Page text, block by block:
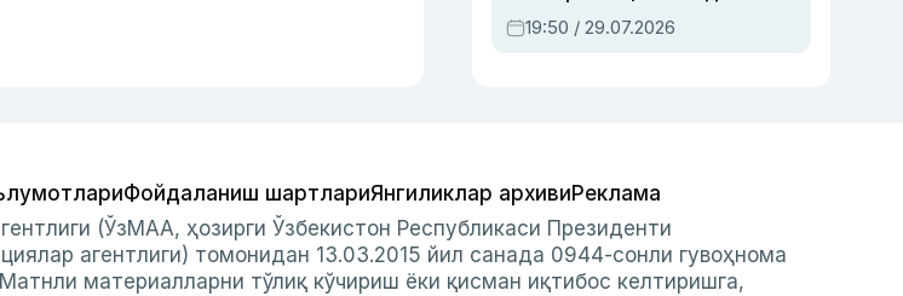
чиққан қаҳрамон —
Украина армияси бош
19:50 / 29.07.2026
Фойдаланиш шартлариЯнгиликлар архивиРеклама
(ЎзМАА, ҳозирги Ўзбекистон Республикаси Президенти
агентлиги) томонидан 13.03.2015 йил санада 0944-сонли гувоҳнома
материалларни тўлиқ кўчириш ёки қисман иқтибос келтиришга,